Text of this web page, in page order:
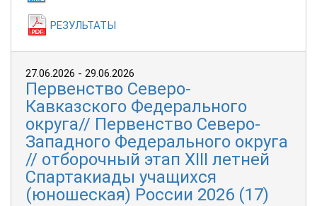
РЕЗУЛЬТАТЫ
27.06.2026 - 29.06.2026
Первенство Северо-
Кавказского Федерального
округа// Первенство Северо-
Западного Федерального округа
// отборочный этап XIII летней
Спартакиады учащихся
(юношеская) России 2026 (17)